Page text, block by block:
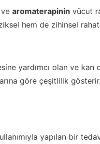
ve aromaterapinin vücut
hem de zihinsel
yardımcı olan ve kan
göre çeşitlilik
yapılan bir